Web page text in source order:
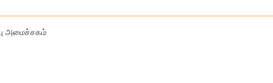
அமைச்சகம்